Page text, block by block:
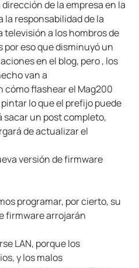
de la empresa en la
responsabilidad de la
a los hombros de
eso que disminuyó un
en el blog, pero , los
van a
cómo flashear el Mag200
lo que el prefijo puede
sacar un post completo,
de actualizar el
versión de firmware
programar, por cierto, su
firmware arrojarán
LAN, porque los
y los malos